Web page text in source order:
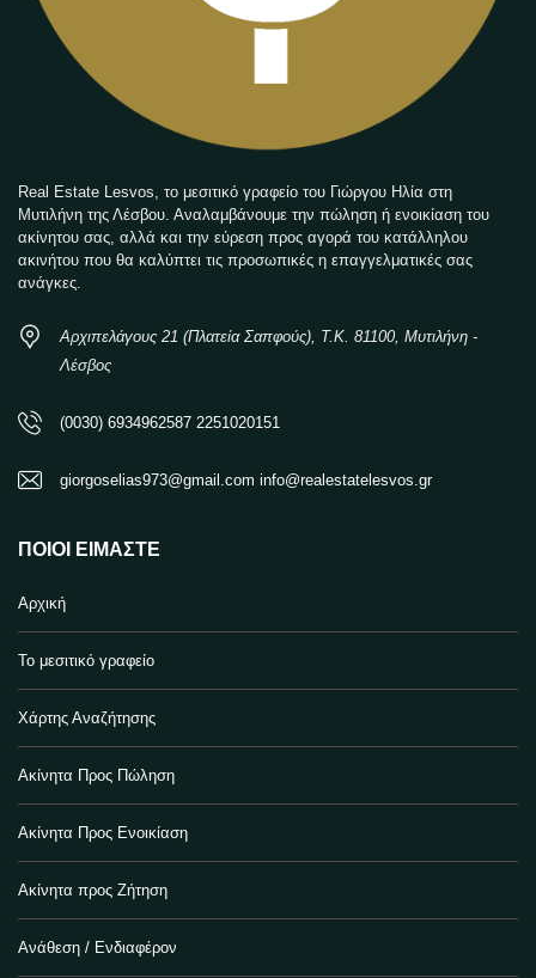
Real Estate Lesvos, το μεσιτικό γραφείο του Γιώργου Ηλία στη
Μυτιλήνη της Λέσβου. Αναλαμβάνουμε την πώληση ή ενοικίαση του
ακίνητου σας, αλλά και την εύρεση προς αγορά του κατάλληλου
ακινήτου που θα καλύπτει τις προσωπικές η επαγγελματικές σας
ανάγκες.
Αρχιπελάγους 21 (Πλατεία Σαπφούς), Τ.Κ. 81100, Μυτιλήνη -
Λέσβος
(0030) 6934962587 2251020151
giorgoselias973@gmail.com info@realestatelesvos.gr
ΠΟΙΟΙ ΕΊΜΑΣΤΕ
Αρχική
Το μεσιτικό γραφείο
Χάρτης Αναζήτησης
Ακίνητα Προς Πώληση
Ακίνητα Προς Ενοικίαση
Ακίνητα προς Ζήτηση
Ανάθεση / Ενδιαφέρον